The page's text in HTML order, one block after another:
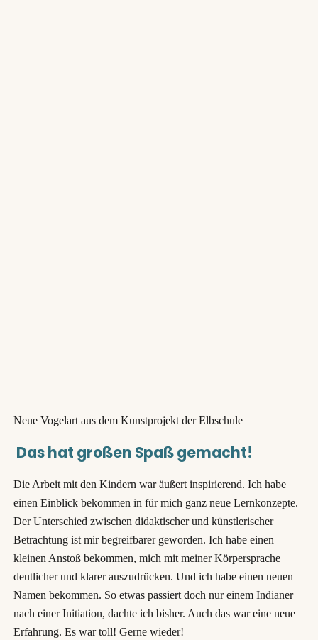
Neue Vogelart aus dem Kunstprojekt der Elbschule
Das hat großen Spaß gemacht!
Die Arbeit mit den Kindern war äußert inspirierend. Ich habe
einen Einblick bekommen in für mich ganz neue Lernkonzepte.
Der Unterschied zwischen didaktischer und künstlerischer
Betrachtung ist mir begreifbarer geworden. Ich habe einen
kleinen Anstoß bekommen, mich mit meiner Körpersprache
deutlicher und klarer auszudrücken. Und ich habe einen neuen
Namen bekommen. So etwas passiert doch nur einem Indianer
nach einer Initiation, dachte ich bisher. Auch das war eine neue
Erfahrung. Es war toll! Gerne wieder!